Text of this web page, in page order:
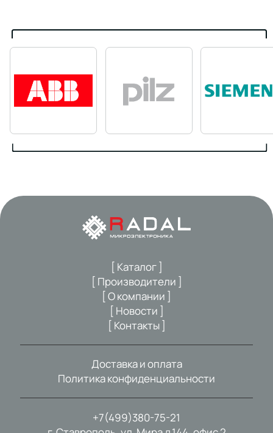
+7(499)380-75-21
[ Каталог ]
[ Производители ]
[ О компании ]
[ Новости ]
[ Контакты ]
Доставка и оплата
Политика конфиденциальности